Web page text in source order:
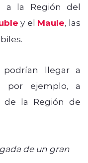
a la Región del
y el Maule, las
llegar a
por ejemplo, a
de la Región de
de un gran